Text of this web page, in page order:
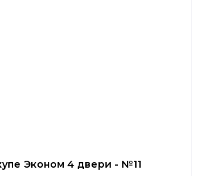
Эконом 4 двери - №11